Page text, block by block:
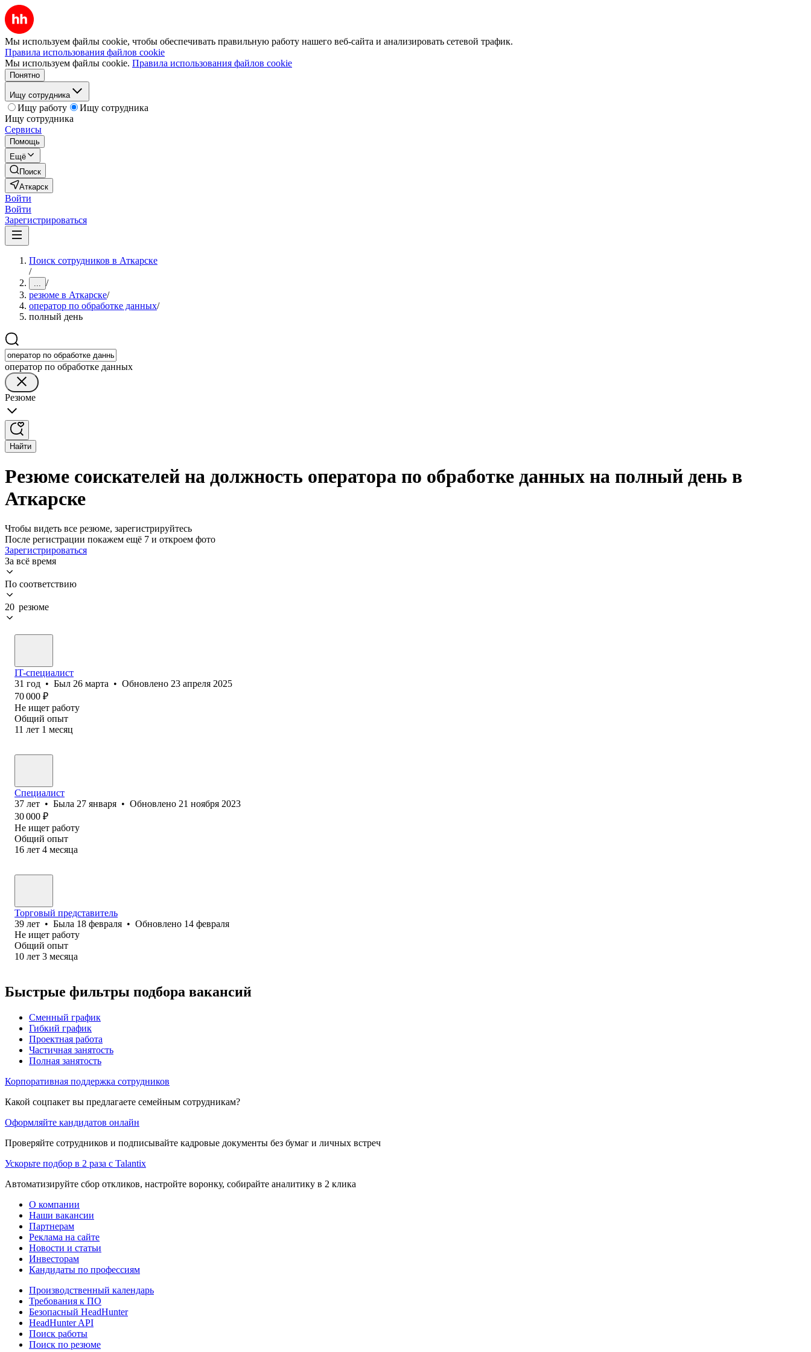
Мы используем файлы cookie, чтобы обеспечивать правильную работу нашего веб-сайта и анализировать сетевой трафик.
Правила использования файлов cookie
Мы используем файлы cookie. Правила использования файлов cookie
Понятно
Ищу сотрудника
Ищу работу
Ищу сотрудника
Ищу сотрудника
Сервисы
Помощь
Ещё
Поиск
Аткарск
Войти
Войти
Зарегистрироваться
Поиск сотрудников в Аткарске
/
... /
резюме в Аткарске/
оператор по обработке данных/
полный день
оператор по обработке данных
Резюме
Найти
Резюме соискателей на должность оператора по обработке данных на полный день в
Аткарске
Чтобы видеть все резюме, зарегистрируйтесь
После регистрации покажем ещё 7 и откроем фото
Зарегистрироваться
За всё время
По соответствию
20 резюме
IT-специалист
31 год • Был 26 марта • Обновлено 23 апреля 2025
70 000 ₽
Не ищет работу
Общий опыт
11 лет 1 месяц
Специалист
37 лет • Была 27 января • Обновлено 21 ноября 2023
30 000 ₽
Не ищет работу
Общий опыт
16 лет 4 месяца
Торговый представитель
39 лет • Была 18 февраля • Обновлено 14 февраля
Не ищет работу
Общий опыт
10 лет 3 месяца
Быстрые фильтры подбора вакансий
Сменный график
Гибкий график
Проектная работа
Частичная занятость
Полная занятость
Корпоративная поддержка сотрудников
Какой соцпакет вы предлагаете семейным сотрудникам?
Оформляйте кандидатов онлайн
Проверяйте сотрудников и подписывайте кадровые документы без бумаг и личных встреч
Ускорьте подбор в 2 раза с Talantix
Автоматизируйте сбор откликов, настройте воронку, собирайте аналитику в 2 клика
О компании
Наши вакансии
Партнерам
Реклама на сайте
Новости и статьи
Инвесторам
Кандидаты по профессиям
Производственный календарь
Требования к ПО
Безопасный HeadHunter
HeadHunter API
Поиск работы
Поиск по резюме